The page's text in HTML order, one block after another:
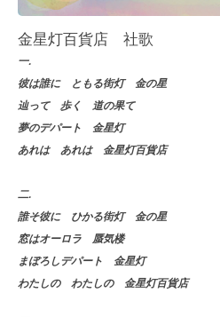
金星灯百貨店 社歌
一.
彼は誰に ともる街灯 金の星
辿って 歩く 道の果て
夢のデパート 金星灯
あれは あれは 金星灯百貨店
二.
誰そ彼に ひかる街灯 金の星
窓はオーロラ 蜃気楼
まぼろしデパート 金星灯
わたしの わたしの 金星灯百貨店